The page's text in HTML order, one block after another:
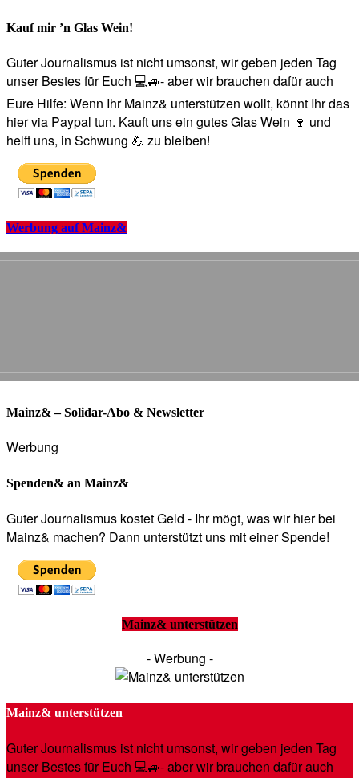
Kauf mir ’n Glas Wein!
Guter Journalismus ist nicht umsonst, wir geben jeden Tag
unser Bestes für Euch 💻🚙- aber wir brauchen dafür auch
Eure Hilfe: Wenn Ihr Mainz& unterstützen wollt, könnt Ihr das
hier via Paypal tun. Kauft uns ein gutes Glas Wein 🍷 und
helft uns, in Schwung 💪 zu bleiben!
Werbung auf Mainz&
Mainz& – Solidar-Abo & Newsletter
Werbung
Spenden& an Mainz&
Guter Journalismus kostet Geld - Ihr mögt, was wir hier bei
Mainz& machen? Dann unterstützt uns mit einer Spende!
Mainz& unterstützen
- Werbung -
Mainz& unterstützen
Guter Journalismus ist nicht umsonst, wir geben jeden Tag
unser Bestes für Euch 💻🚙- aber wir brauchen dafür auch